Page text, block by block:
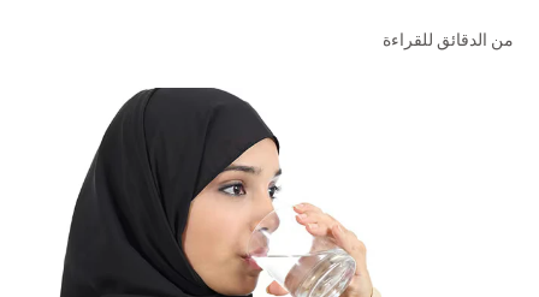
للمحترفين
الولايات المتحدة (الإنجليزية)
من الدقائق للقراءة